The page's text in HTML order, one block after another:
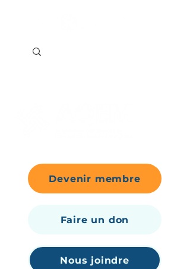
Nous joindre
Faire un don
Devenir membre